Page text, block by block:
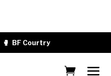
🥊 BF Courtry